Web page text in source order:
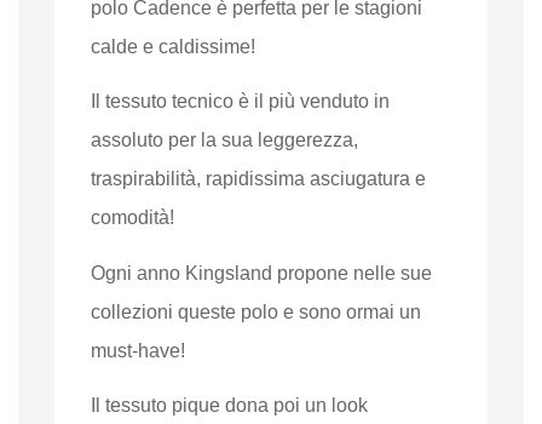
polo Cadence è perfetta per le stagioni
calde e caldissime!
Il tessuto tecnico è il più venduto in
assoluto per la sua leggerezza,
traspirabilità, rapidissima asciugatura e
comodità!
Ogni anno Kingsland propone nelle sue
collezioni queste polo e sono ormai un
must-have!
Il tessuto pique dona poi un look